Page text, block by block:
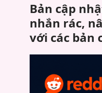
Bản cập
nhắn rác,
với các bản